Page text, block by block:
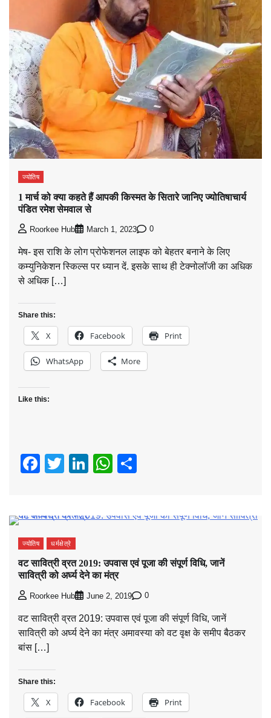
ज्योतिष
1 मार्च को क्या कहते हैं आपकी किस्मत के सितारे जानिए ज्योतिषाचार्य
पंडित रमेश सेमवाल से
Roorkee Hub March 1, 2023 0
मेष- इस राशि के लोग प्रोफेशनल लाइफ को बेहतर बनाने के लिए
कम्युनिकेशन स्किल्स पर ध्यान दें. इसके साथ ही टेक्नोलॉजी का अधिक
से अधिक […]
Share this:
X Facebook Print
WhatsApp More
Like this:
Facebook
TwitterLinkedIn
WhatsApp
ज्योतिष धर्मक्षेत्रे
वट सावित्री व्रत 2019: उपवास एवं पूजा की संपूर्ण विधि, जानें
सावित्री को अर्घ्य देने का मंत्र
Roorkee Hub June 2, 2019 0
वट सावित्री व्रत 2019: उपवास एवं पूजा की संपूर्ण विधि, जानें
सावित्री को अर्घ्य देने का मंत्र अमावस्या को वट वृक्ष के समीप बैठकर
बांस […]
Share this:
X Facebook Print